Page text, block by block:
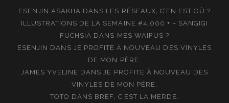
ESENJIN ASAKHA DANS LES RÉSEAUX, C’EN EST OÙ ?
ILLUSTRATIONS DE LA SEMAINE #4.000 + – SANGIGI
FUCHSIA DANS MES WAIFUS ?
ESENJIN DANS JE PROFITE À NOUVEAU DES VINYLES
DE MON PÈRE.
JAMES YVELINE DANSJE PROFITE À NOUVEAU DES
VINYLES DE MON PÈRE.
TOTO DANS BREF, C’EST LA MERDE.